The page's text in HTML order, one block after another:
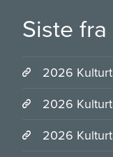
Siste
2026
2026
2026